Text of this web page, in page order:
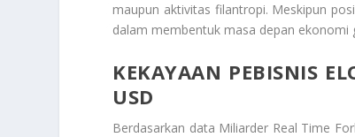
maupun aktivitas filantropi. Meskipun
dalam membentuk masa depan ekonomi
KEKAYAAN PEBISNIS
USD
Berdasarkan data Miliarder Real Time